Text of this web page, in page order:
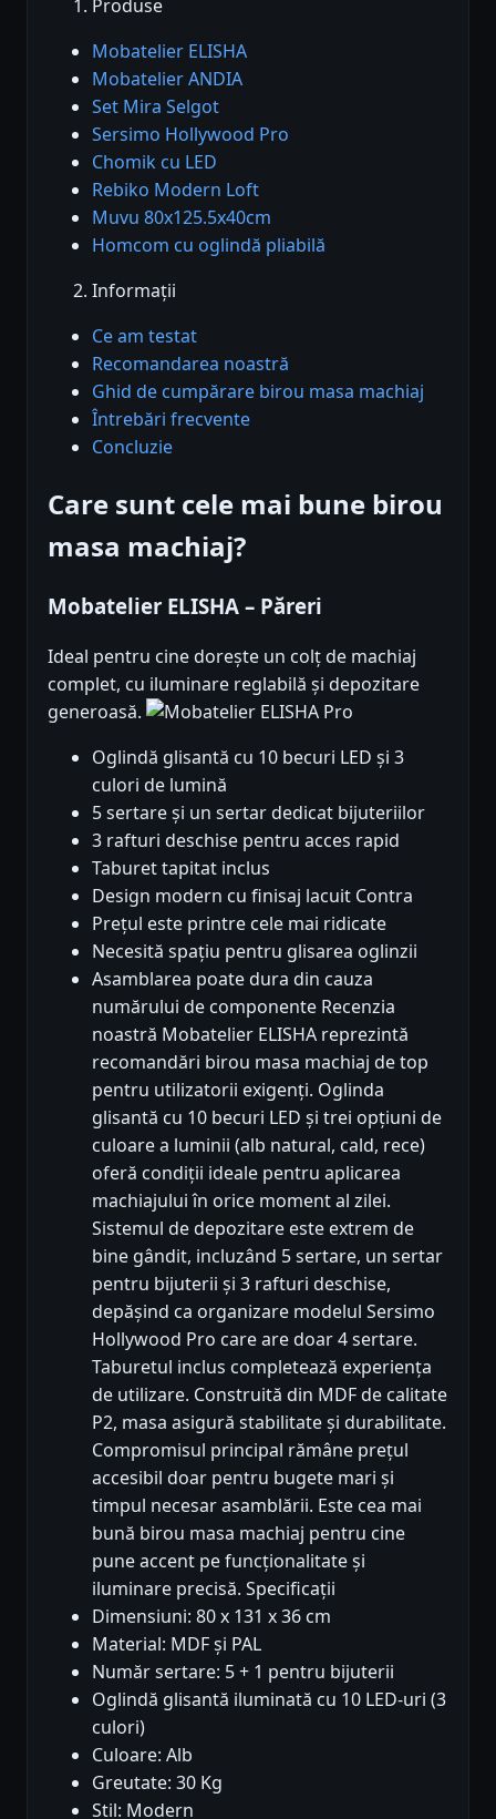
Produse
Mobatelier ELISHA
Mobatelier ANDIA
Set Mira Selgot
Sersimo Hollywood Pro
Chomik cu LED
Rebiko Modern Loft
Muvu 80x125.5x40cm
Homcom cu oglindă pliabilă
Informații
Ce am testat
Recomandarea noastră
Ghid de cumpărare birou masa machiaj
Întrebări frecvente
Concluzie
Care sunt cele mai bune birou
masa machiaj?
Mobatelier ELISHA – Păreri
Ideal pentru cine dorește un colț de machiaj
complet, cu iluminare reglabilă și depozitare
generoasă.
Pro
Oglindă glisantă cu 10 becuri LED și 3
culori de lumină
5 sertare și un sertar dedicat bijuteriilor
3 rafturi deschise pentru acces rapid
Taburet tapitat inclus
Design modern cu finisaj lacuit Contra
Prețul este printre cele mai ridicate
Necesită spațiu pentru glisarea oglinzii
Asamblarea poate dura din cauza
numărului de componente Recenzia
noastră Mobatelier ELISHA reprezintă
recomandări birou masa machiaj de top
pentru utilizatorii exigenți. Oglinda
glisantă cu 10 becuri LED și trei opțiuni de
culoare a luminii (alb natural, cald, rece)
oferă condiții ideale pentru aplicarea
machiajului în orice moment al zilei.
Sistemul de depozitare este extrem de
bine gândit, incluzând 5 sertare, un sertar
pentru bijuterii și 3 rafturi deschise,
depășind ca organizare modelul Sersimo
Hollywood Pro care are doar 4 sertare.
Taburetul inclus completează experiența
de utilizare. Construită din MDF de calitate
P2, masa asigură stabilitate și durabilitate.
Compromisul principal rămâne prețul
accesibil doar pentru bugete mari și
timpul necesar asamblării. Este cea mai
bună birou masa machiaj pentru cine
pune accent pe funcționalitate și
iluminare precisă. Specificații
Dimensiuni: 80 x 131 x 36 cm
Material: MDF și PAL
Număr sertare: 5 + 1 pentru bijuterii
Oglindă glisantă iluminată cu 10 LED-uri (3
culori)
Culoare: Alb
Greutate: 30 Kg
Stil: Modern